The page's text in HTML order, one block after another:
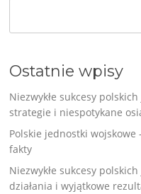
Ostatnie wpisy
Niezwykłe sukcesy
strategie i niespotykane
Polskie jednostki wojskowe
fakty
Niezwykłe sukcesy
działania i wyjątkowe